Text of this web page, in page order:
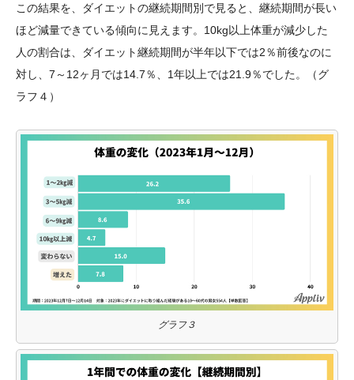
この結果を、ダイエットの継続期間別で見ると、継続期間が長い
ほど減量できている傾向に見えます。10kg以上体重が減少した
人の割合は、ダイエット継続期間が半年以下では2％前後なのに
対し、7～12ヶ月では14.7％、1年以上では21.9％でした。（グ
ラフ４）
グラフ３